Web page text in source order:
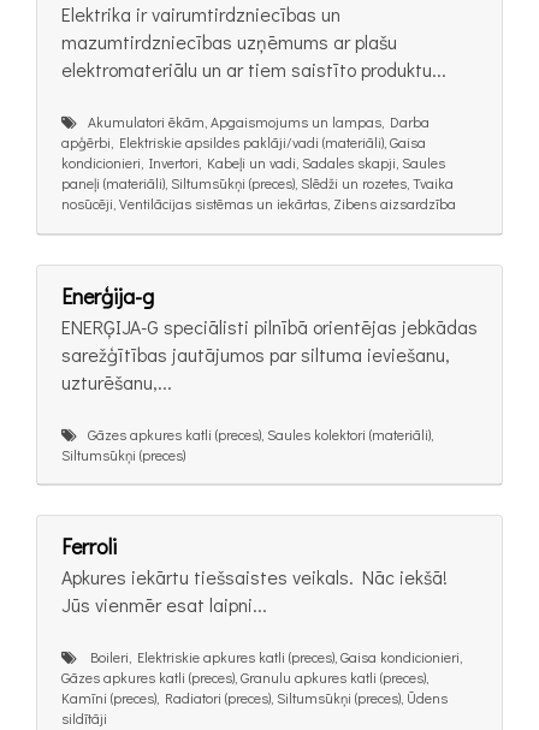
Elektrika ir vairumtirdzniecības un
mazumtirdzniecības uzņēmums ar plašu
elektromateriālu un ar tiem saistīto produktu...
Akumulatori ēkām, Apgaismojums un lampas, Darba
apģērbi, Elektriskie apsildes paklāji/vadi (materiāli), Gaisa
kondicionieri, Invertori, Kabeļi un vadi, Sadales skapji, Saules
paneļi (materiāli), Siltumsūkņi (preces), Slēdži un rozetes, Tvaika
nosūcēji, Ventilācijas sistēmas un iekārtas, Zibens aizsardzība
Enerģija-g
ENERĢIJA-G speciālisti pilnībā orientējas jebkādas
sarežģītības jautājumos par siltuma ieviešanu,
uzturēšanu,...
Gāzes apkures katli (preces), Saules kolektori (materiāli),
Siltumsūkņi (preces)
Ferroli
Apkures iekārtu tiešsaistes veikals. Nāc iekšā!
Jūs vienmēr esat laipni...
Boileri, Elektriskie apkures katli (preces), Gaisa kondicionieri,
Gāzes apkures katli (preces), Granulu apkures katli (preces),
Kamīni (preces), Radiatori (preces), Siltumsūkņi (preces), Ūdens
sildītāji